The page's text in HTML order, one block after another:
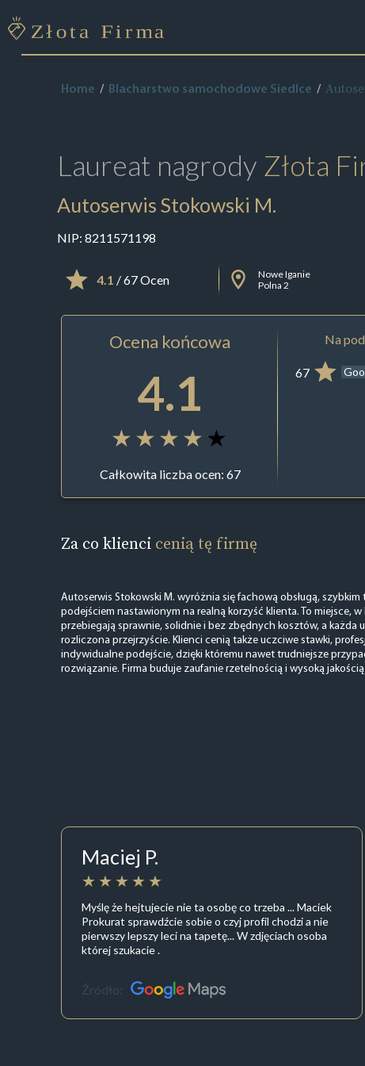
Home Blacharstwo samochodowe Siedlce
Laureat nagrody Złota
Autoserwis Stokowski M.
NIP: 8211571198
4.1 / 67 Ocen
Nowe Iganie
Polna 2
Ocena końcowa
4.1
Całkowita liczba ocen: 67
Na
67
Za co klienci cenią tę firmę
Autoserwis Stokowski M. wyróżnia się fachową obsługą, szybkim
podejściem nastawionym na realną korzyść klienta. To miejsce,
przebiegają sprawnie, solidnie i bez zbędnych kosztów, a każda
rozliczona przejrzyście. Klienci cenią także uczciwe stawki,
indywidualne podejście, dzięki któremu nawet trudniejsze
rozwiązanie. Firma buduje zaufanie rzetelnością i wysoką
Maciej P.
Myślę że hejtujecie nie ta osobę co trzeba ... Maciek
Prokurat sprawdźcie sobie o czyj profil chodzi a nie
pierwszy lepszy leci na tapetę... W zdjęciach osoba
której szukacie .
Źródło: